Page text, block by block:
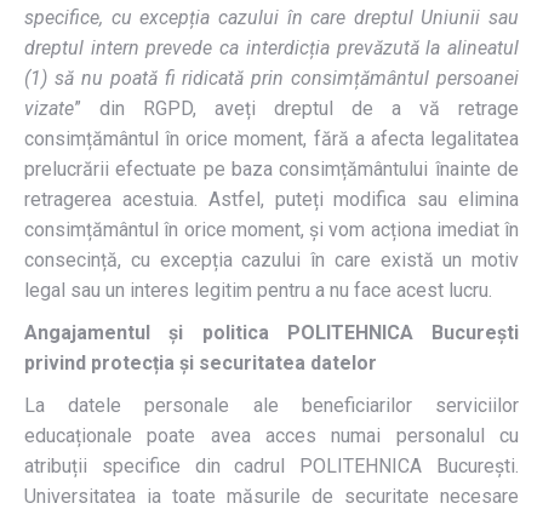
specifice, cu excepția cazului în care dreptul Uniunii sau
dreptul intern prevede ca interdicția prevăzută la alineatul
(1) să nu poată fi ridicată prin consimțământul persoanei
vizate” din RGPD, aveți dreptul de a vă retrage
consimțământul în orice moment, fără a afecta legalitatea
prelucrării efectuate pe baza consimțământului înainte de
retragerea acestuia. Astfel, puteți modifica sau elimina
consimțământul în orice moment, și vom acționa imediat în
consecință, cu excepția cazului în care există un motiv
legal sau un interes legitim pentru a nu face acest lucru.
Angajamentul și politica POLITEHNICA București
privind protecția și securitatea datelor
La datele personale ale beneficiarilor serviciilor
educaționale poate avea acces numai personalul cu
atribuții specifice din cadrul POLITEHNICA București.
Universitatea ia toate măsurile de securitate necesare